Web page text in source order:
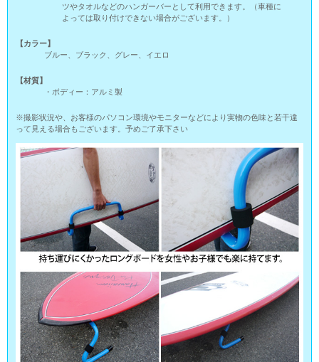
ツやタオルなどのハンガーバーとして利用できます。（車種に
よっては取り付けできない場合がございます。）
【カラー】
ブルー、ブラック、グレー、イエロ
【材質】
・ボディー：アルミ製
※撮影状況や、お客様のパソコン環境やモニターなどにより実物の色味と若干違
って見える場合もございます。予めご了承下さい